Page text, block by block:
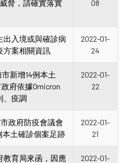
脅，請確實落實
08
出入境或與確診病
方案相關資訊
2022-01-
24
市新增14例本土
府依據Omicron
、疫調
2022-01-
22
市政府防疫會議會
本土確診個案足跡
2022-01-
21
教育局來函，因應
2022-01-